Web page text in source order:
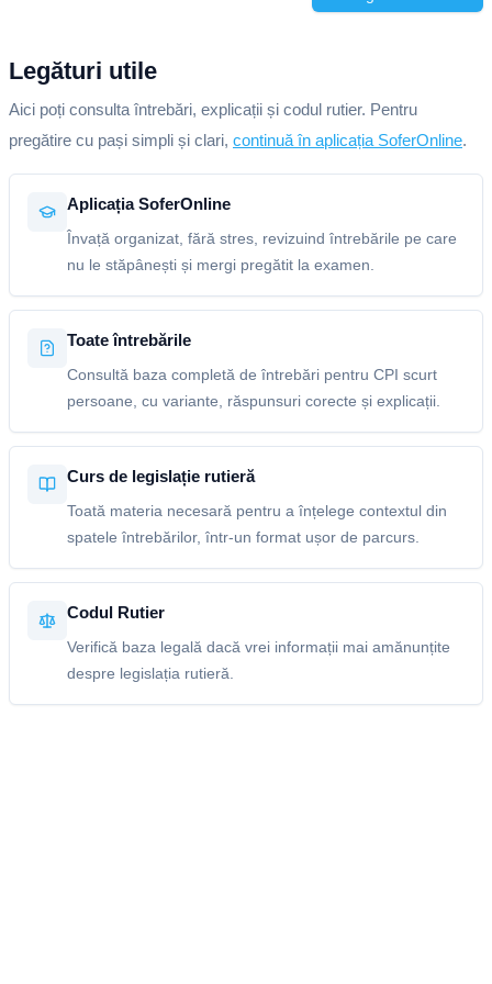
Legături utile
Aici poți consulta întrebări, explicații și codul rutier. Pentru
pregătire cu pași simpli și clari, continuă în aplicația SoferOnline.
Aplicația SoferOnline
Învață organizat, fără stres, revizuind întrebările pe care
nu le stăpânești și mergi pregătit la examen.
Toate întrebările
Consultă baza completă de întrebări pentru CPI scurt
persoane, cu variante, răspunsuri corecte și explicații.
Curs de legislație rutieră
Toată materia necesară pentru a înțelege contextul din
spatele întrebărilor, într-un format ușor de parcurs.
Codul Rutier
Verifică baza legală dacă vrei informații mai amănunțite
despre legislația rutieră.